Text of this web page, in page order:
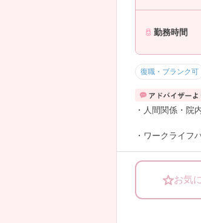
勤務時間
復職・ブランク可
・人間関係・院
・ワークライフ
・急性期の病院
ランスの充実に
看護部長からお
お気